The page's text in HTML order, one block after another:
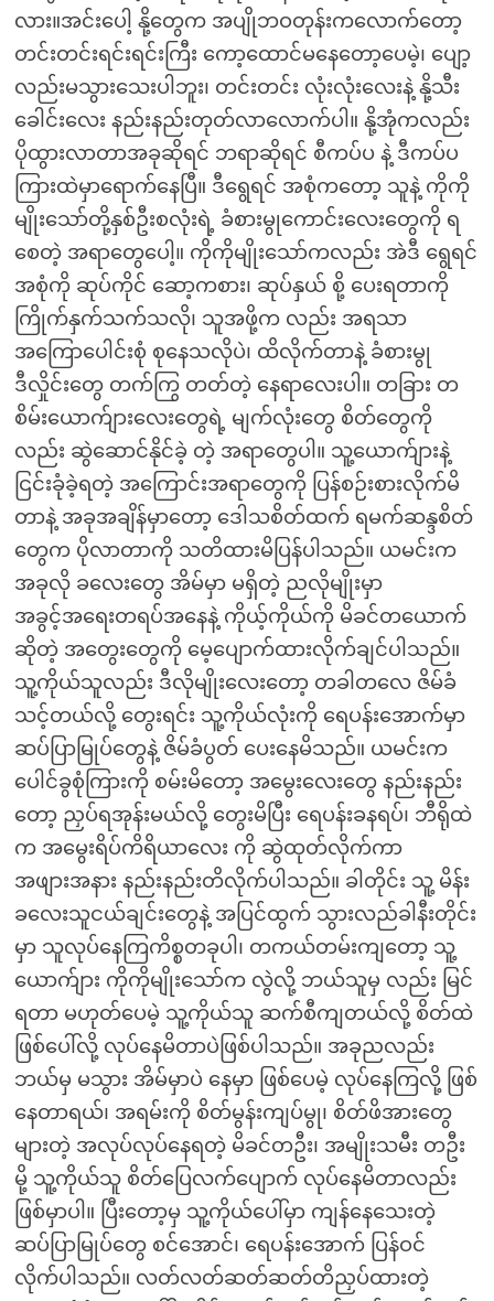
လား။အင်းပေါ့ နို့တွေက အပျိုဘဝတုန်းကလောက်တော့
တင်းတင်းရင်းရင်းကြီး ကော့ထောင်မနေတော့ပေမဲ့၊ ပျော့
လည်းမသွားသေးပါဘူး၊ တင်းတင်း လုံးလုံးလေးနဲ့ နို့သီး
ခေါင်းလေး နည်းနည်းတုတ်လာလောက်ပါ။ နို့အုံကလည်း
ပိုထွားလာတာအခုဆိုရင် ဘရာဆိုရင် စီကပ်ပ နဲ့ ဒီကပ်ပ
ကြားထဲမှာရောက်နေပြီ။ ဒီရွေရင် အစုံကတော့ သူနဲ့ ကိုကို
မျိုးသော်တို့နှစ်ဦးစလုံးရဲ့ ခံစားမွုကောင်းလေးတွေကို ရ
စေတဲ့ အရာတွေပေါ့။ ကိုကိုမျိုးသော်ကလည်း အဲဒီ ရွေရင်
အစုံကို ဆုပ်ကိုင် ဆော့ကစား၊ ဆုပ်နှယ် စို့ ပေးရတာကို
ကြိုက်နှက်သက်သလို၊ သူအဖို့က လည်း အရသာ
အကြောပေါင်းစုံ စုနေသလိုပဲ၊ ထိလိုက်တာနဲ့ ခံစားမွု
ဒီလှိုင်းတွေ တက်ကြွ တတ်တဲ့ နေရာလေးပါ။ တခြား တ
စိမ်းယောက်ျားလေးတွေရဲ့ မျက်လုံးတွေ စိတ်တွေကို
လည်း ဆွဲဆောင်နိုင်ခဲ့ တဲ့ အရာတွေပါ။ သူ့ယောက်ျားနဲ့
ငြင်းခုံခဲ့ရတဲ့ အကြောင်းအရာတွေကို ပြန်စဉ်းစားလိုက်မိ
တာနဲ့ အခုအချိန်မှာတော့ ဒေါသစိတ်ထက် ရမက်ဆန္ဒစိတ်
တွေက ပိုလာတာကို သတိထားမိပြန်ပါသည်။ ယမင်းက
အခုလို ခလေးတွေ အိမ်မှာ မရှိတဲ့ ညလိုမျိုးမှာ
အခွင့်အရေးတရပ်အနေနဲ့ ကိုယ့်ကိုယ်ကို မိခင်တယောက်
ဆိုတဲ့ အတွေးတွေကို မေ့ပျောက်ထားလိုက်ချင်ပါသည်။
သူ့ကိုယ်သူလည်း ဒီလိုမျိုးလေးတော့ တခါတလေ ဇိမ်ခံ
သင့်တယ်လို့ တွေးရင်း သူ့ကိုယ်လုံးကို ရေပန်းအောက်မှာ
ဆပ်ပြာမြုပ်တွေနဲ့ ဇိမ်ခံပွတ် ပေးနေမိသည်။ ယမင်းက
ပေါင်ခွစုံကြားကို စမ်းမိတော့ အမွေးလေးတွေ နည်းနည်း
တော့ ညှပ်ရအုန်းမယ်လို့ တွေးမိပြီး ရေပန်းခနရပ်၊ ဘီရိုထဲ
က အမွေးရိပ်ကိရိယာလေး ကို ဆွဲထုတ်လိုက်ကာ
အဖျားအနား နည်းနည်းတိလိုက်ပါသည်။ ခါတိုင်း သူ့ မိန်း
ခလေးသူငယ်ချင်းတွေနဲ့ အပြင်ထွက် သွားလည်ခါနီးတိုင်း
မှာ သူလုပ်နေကြကိစ္စတခုပါ၊ တကယ်တမ်းကျတော့ သူ့
ယောက်ျား ကိုကိုမျိုးသော်က လွဲလို့ ဘယ်သူမှ လည်း မြင်
ရတာ မဟုတ်ပေမဲ့ သူ့ကိုယ်သူ ဆက်စီကျတယ်လို့ စိတ်ထဲ
ဖြစ်ပေါ်လို့ လုပ်နေမိတာပဲဖြစ်ပါသည်။ အခုညလည်း
ဘယ်မှ မသွား အိမ်မှာပဲ နေမှာ ဖြစ်ပေမဲ့ လုပ်နေကြလို့ ဖြစ်
နေတာရယ်၊ အရမ်းကို စိတ်မွန်းကျပ်မွု၊ စိတ်ဖိအားတွေ
များတဲ့ အလုပ်လုပ်နေရတဲ့ မိခင်တဦး၊ အမျိုးသမီး တဦး
မို့ သူ့ကိုယ်သူ စိတ်ပြေလက်ပျောက် လုပ်နေမိတာလည်း
ဖြစ်မှာပါ။ ပြီးတော့မှ သူ့ကိုယ်ပေါ်မှာ ကျန်နေသေးတဲ့
ဆပ်ပြာမြုပ်တွေ စင်အောင်၊ ရေပန်းအောက် ပြန်ဝင်
လိုက်ပါသည်။ လတ်လတ်ဆတ်ဆတ်တိညှပ်ထားတဲ့